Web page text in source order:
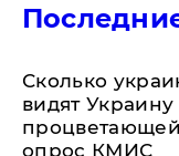
Сколько
видят
процветающей
опрос КМИС